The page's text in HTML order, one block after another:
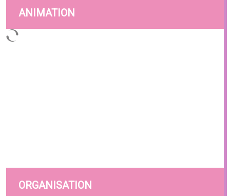
ANIMATION
ORGANISATION